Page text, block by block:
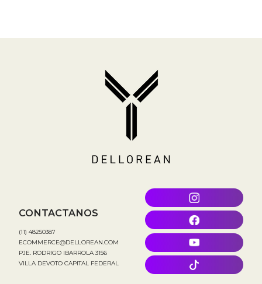
CONTACTANOS
(11) 48250387
ECOMMERCE@DELLOREAN.COM
PJE. RODRIGO IBARROLA 3156
VILLA DEVOTO CAPITAL FEDERAL